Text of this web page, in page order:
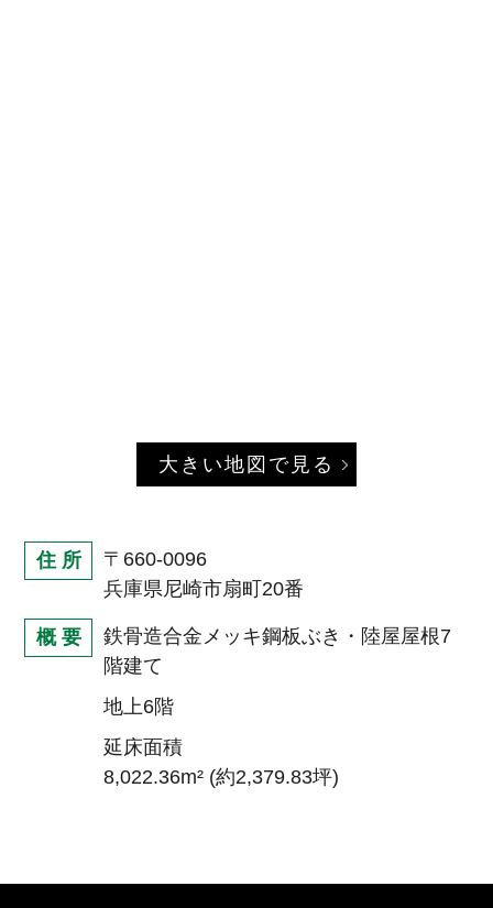
大きい地図で見る
住 所
〒660-0096
兵庫県尼崎市扇町20番
概 要
鉄骨造合金メッキ鋼板ぶき・陸屋屋根7
階建て
地上6階
延床面積
8,022.36m² (約2,379.83坪)